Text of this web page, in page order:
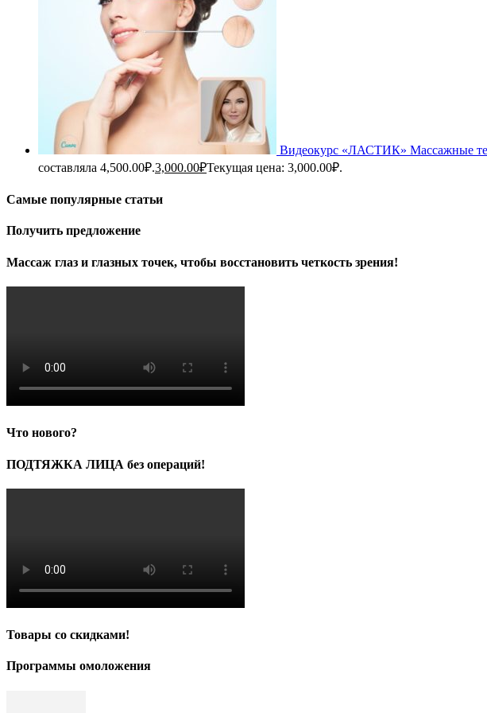
Видеокурс «ЛАСТИК» Массажные
составляла 4,500.00₽.3,000.00₽Текущая цена: 3,000.00₽.
Самые популярные статьи
Получить предложение
Массаж глаз и глазных точек, чтобы восстановить четкость зрения!
Что нового?
ПОДТЯЖКА ЛИЦА без операций!
Товары со скидками!
Программы омоложения